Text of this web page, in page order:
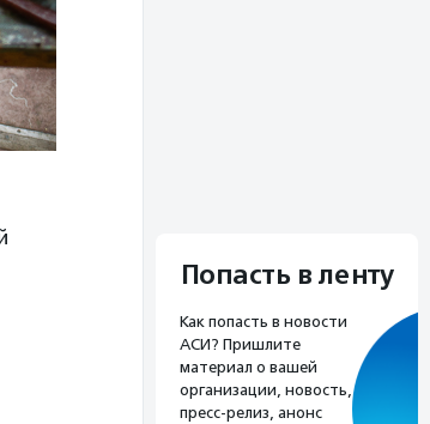
Попасть в ленту
Как попасть в новости
АСИ? Пришлите
материал о вашей
организации, новость,
пресс-релиз, анонс